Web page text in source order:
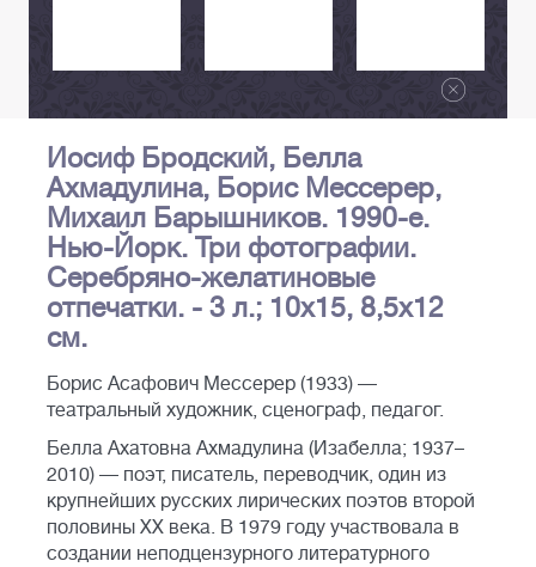
Иосиф Бродский, Белла
Ахмадулина, Борис Мессерер,
Михаил Барышников. 1990-е.
Нью-Йорк. Три фотографии.
Серебряно-желатиновые
отпечатки. - 3 л.; 10х15, 8,5х12
см.
Борис Асафович Мессерер (1933) —
театральный художник, сценограф, педагог.
Белла Ахатовна Ахмадулина (Изабелла; 1937–
2010) — поэт, писатель, переводчик, один из
крупнейших русских лирических поэтов второй
половины XX века. В 1979 году участвовала в
создании неподцензурного литературного